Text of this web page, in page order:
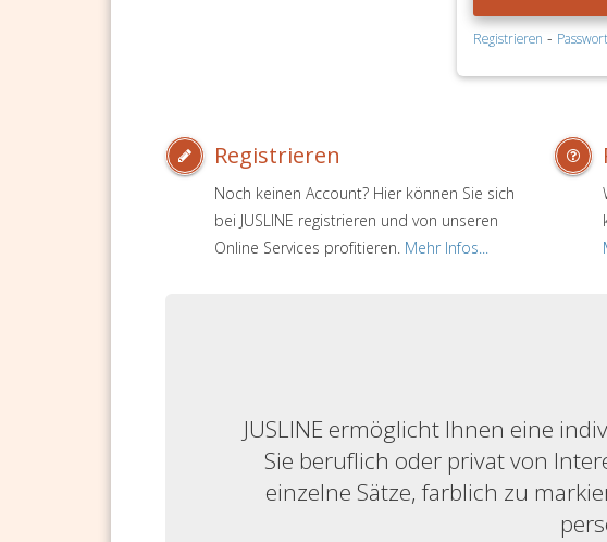
Registrieren -
Registrieren
Noch keinen Account? Hier können Sie sich
bei JUSLINE registrieren und von unseren
Online Services profitieren. Mehr Infos...
JUSLINE ermöglicht Ihnen eine
Sie beruflich oder privat von
einzelne Sätze, farblich zu